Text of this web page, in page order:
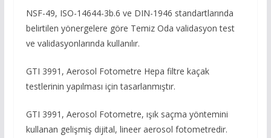
NSF-49, ISO-14644-3b.6 ve DIN-1946 standartlarında
belirtilen yönergelere göre Temiz Oda validasyon test
ve validasyonlarında kullanılır.
GTI 3991, Aerosol Fotometre Hepa filtre kaçak
testlerinin yapılması için tasarlanmıştır.
GTI 3991, Aerosol Fotometre, ışık saçma yöntemini
kullanan gelişmiş dijital, lineer aerosol fotometredir.